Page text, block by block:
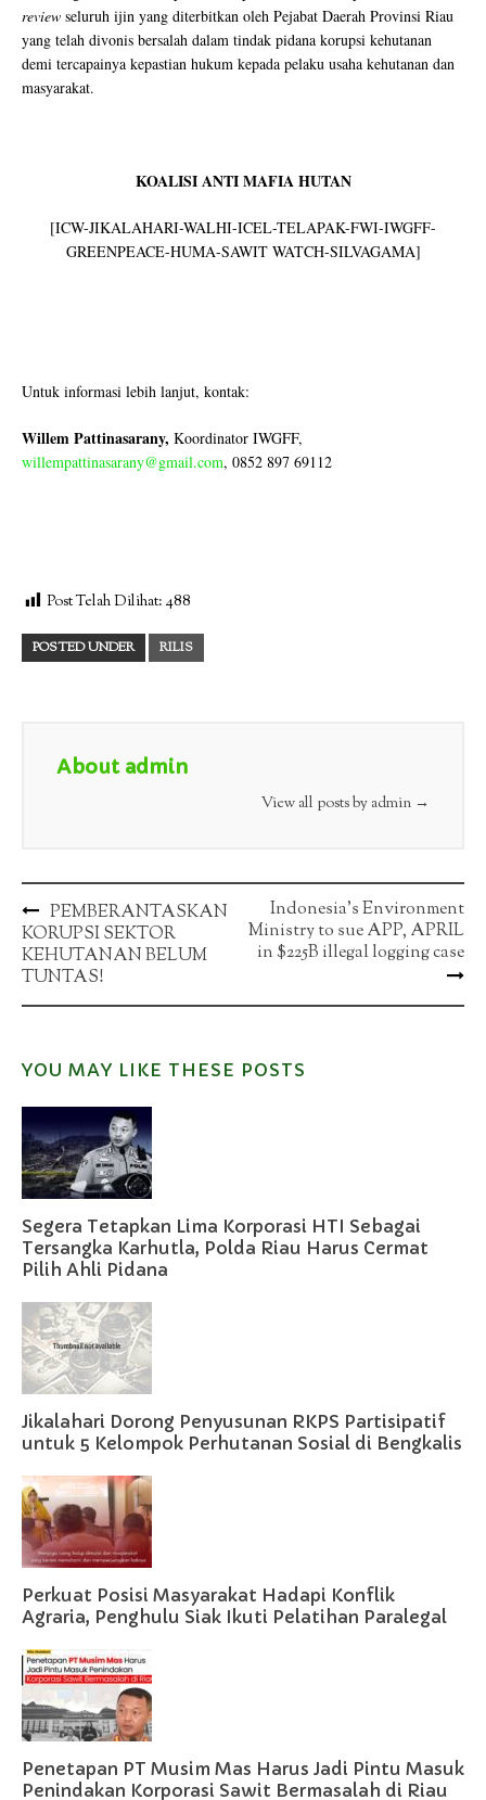
review seluruh ijin yang diterbitkan oleh Pejabat Daerah Provinsi Riau
yang telah divonis bersalah dalam tindak pidana korupsi kehutanan
demi tercapainya kepastian hukum kepada pelaku usaha kehutanan dan
masyarakat.
KOALISI ANTI MAFIA HUTAN
[ICW-JIKALAHARI-WALHI-ICEL-TELAPAK-FWI-IWGFF-
GREENPEACE-HUMA-SAWIT WATCH-SILVAGAMA]
Untuk informasi lebih lanjut, kontak:
Willem Pattinasarany, Koordinator IWGFF,
willempattinasarany@gmail.com, 0852 897 69112
Post Telah Dilihat: 488
POSTED UNDER RILIS
About admin
View all posts by admin →
Post
navigation
PEMBERANTASKAN
KORUPSI SEKTOR
KEHUTANAN BELUM
TUNTAS!
Indonesia’s Environment
Ministry to sue APP, APRIL
in $225B illegal logging case
YOU MAY LIKE THESE POSTS
Segera Tetapkan Lima Korporasi HTI Sebagai
Tersangka Karhutla, Polda Riau Harus Cermat
Pilih Ahli Pidana
Jikalahari Dorong Penyusunan RKPS Partisipatif
untuk 5 Kelompok Perhutanan Sosial di Bengkalis
Perkuat Posisi Masyarakat Hadapi Konflik
Agraria, Penghulu Siak Ikuti Pelatihan Paralegal
Penetapan PT Musim Mas Harus Jadi Pintu Masuk
Penindakan Korporasi Sawit Bermasalah di Riau